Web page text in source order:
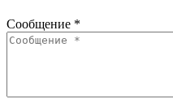
Сообщение *